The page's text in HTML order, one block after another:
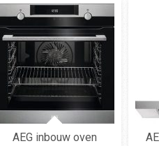
AEG inbouw oven